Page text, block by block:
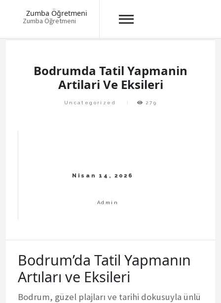
Zumba Öğretmeni
Zumba Öğretmeni
Bodrumda Tatil Yapmanin
Artilari Ve Eksileri
Uncategorized 279
Bodrum’da Tatil Yapmanın
Artıları ve Eksileri
Bodrum, güzel plajları ve tarihi dokusuyla ünlü